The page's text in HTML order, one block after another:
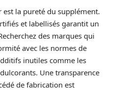
la pureté du supplément.
et labellisés garantit un
des marques qui
avec les normes de
inutiles comme les
Une transparence
de fabrication est